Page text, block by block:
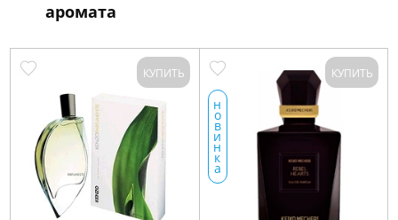
аромата
КУПИТЬ КУПИТЬ
н
о
в
и
н
к
а